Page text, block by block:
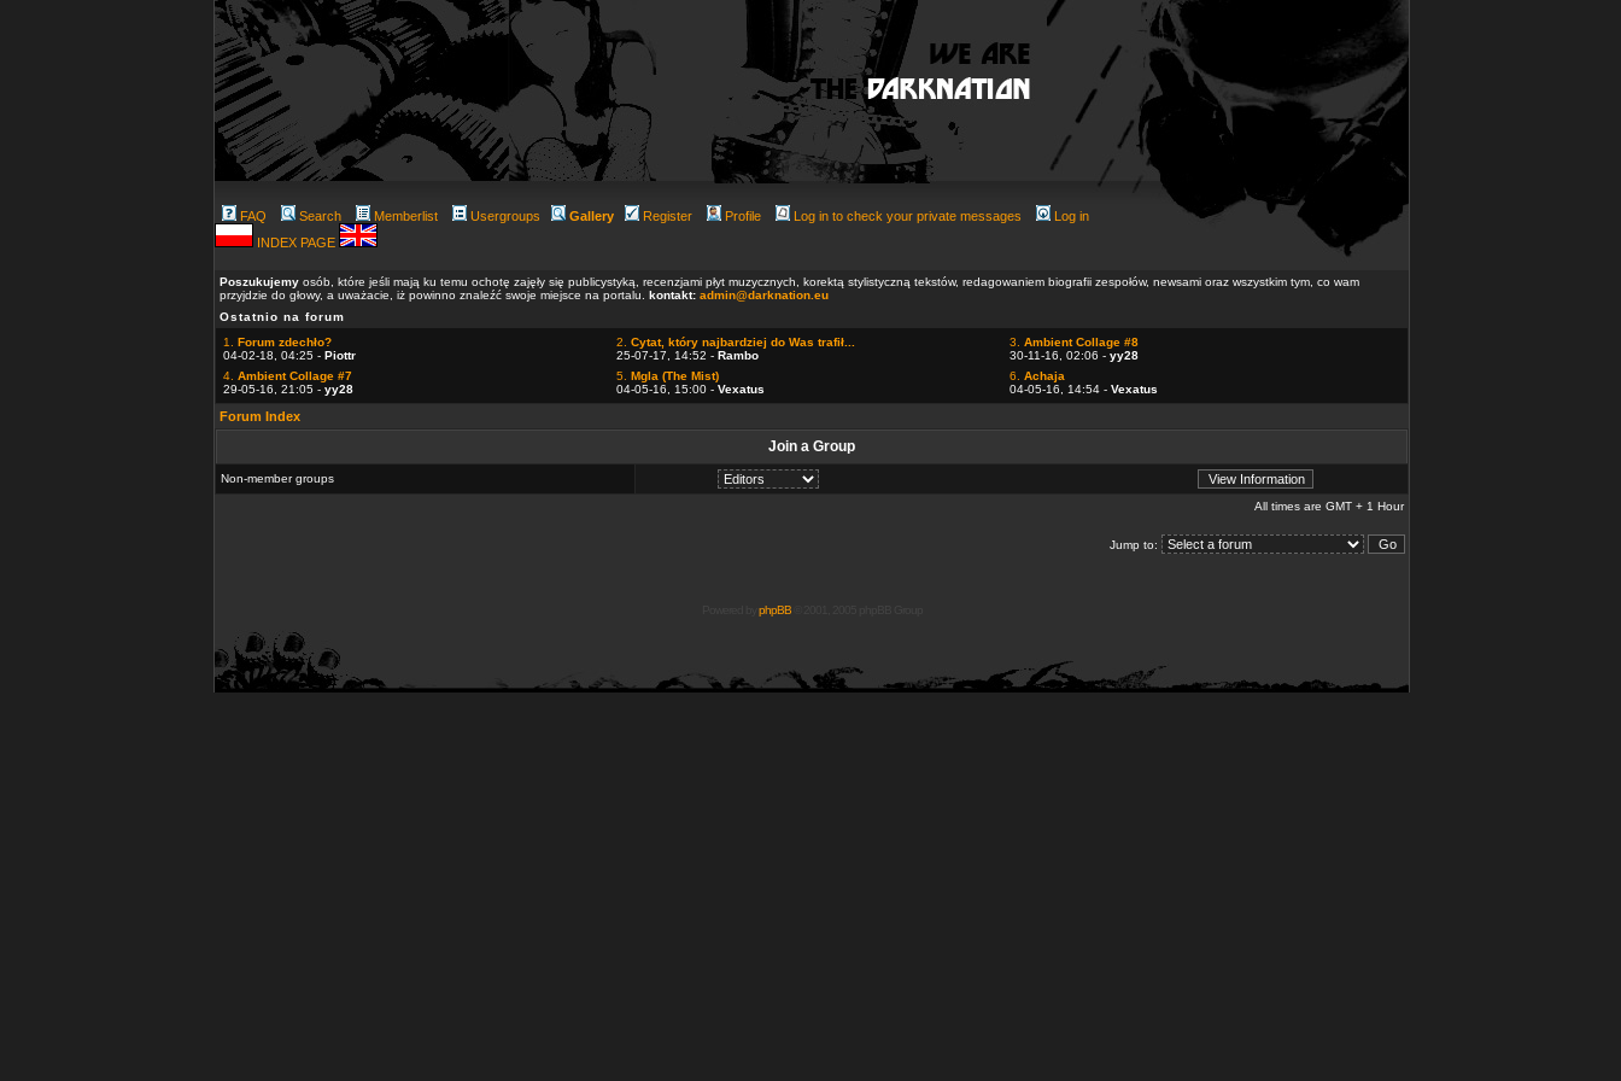
FAQ Search Memberlist Usergroups Gallery Register Profile Log in to check your private messages
Log in
INDEX PAGE
Poszukujemy osób, które jeśli mają ku temu ochotę zajęły się publicystyką, recenzjami płyt muzycznych, korektą stylistyczną tekstów, redagowaniem biografii zespołów, newsami oraz wszystkim tym, co wam
przyjdzie do głowy, a uważacie, iż powinno znaleźć swoje miejsce na portalu. kontakt: admin@darknation.eu
Ostatnio na forum
1. Forum zdechło?
04-02-18, 04:25 - Piottr
2. Cytat, który najbardziej do Was trafił...
25-07-17, 14:52 - Rambo
3. Ambient Collage #8
30-11-16, 02:06 - yy28
4. Ambient Collage #7
29-05-16, 21:05 - yy28
5. Mgla (The Mist)
04-05-16, 15:00 - Vexatus
6. Achaja
04-05-16, 14:54 - Vexatus
Forum Index
Join a Group
Non-member groups
All times are GMT + 1 Hour
Jump to:
phpBB© 2001, 2005 phpBB Group